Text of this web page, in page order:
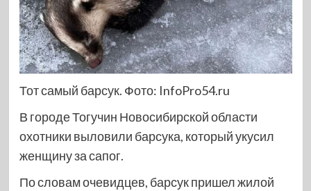
Тот самый барсук. Фото: InfoPro54.ru
В городе Тогучин Новосибирской области
охотники выловили барсука, который укусил
женщину за сапог.
По словам очевидцев, барсук пришел жилой